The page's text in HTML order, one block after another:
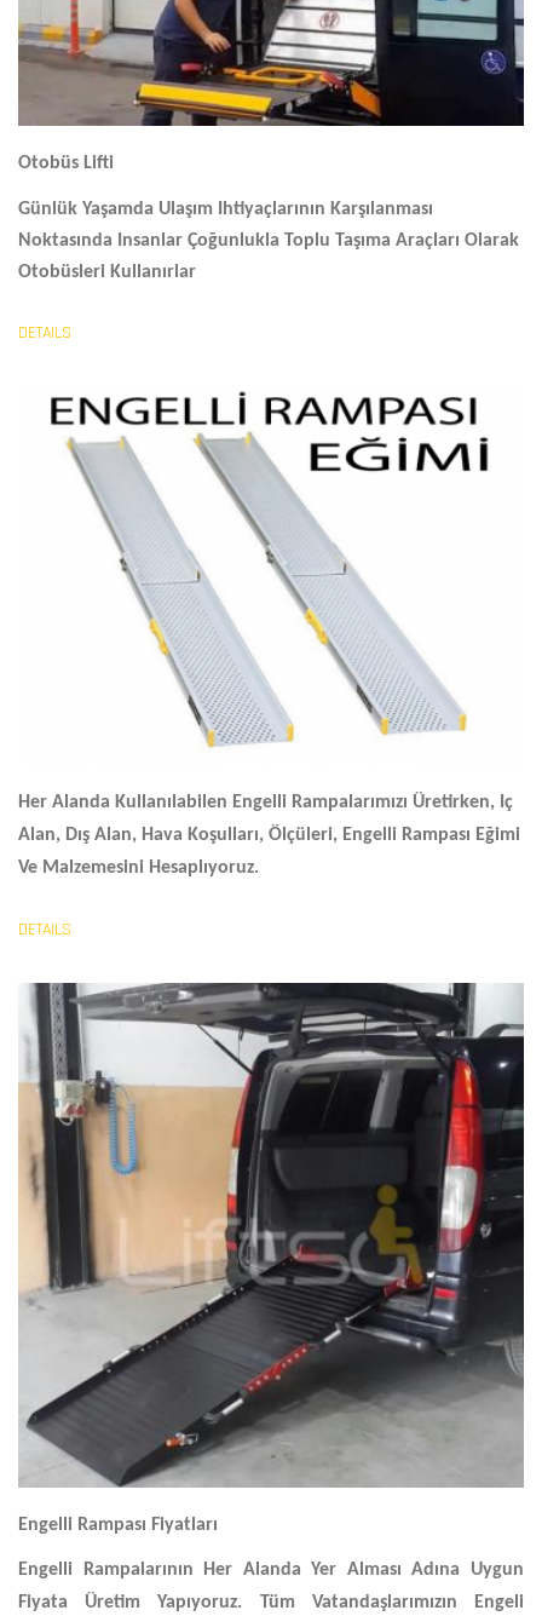
Otobüs Lifti
Günlük Yaşamda Ulaşım Ihtiyaçlarının Karşılanması
Noktasında Insanlar Çoğunlukla Toplu Taşıma Araçları Olarak
Otobüsleri Kullanırlar
DETAILS
Her Alanda Kullanılabilen Engelli Rampalarımızı Üretirken, Iç
Alan, Dış Alan, Hava Koşulları, Ölçüleri, Engelli Rampası Eğimi
Ve Malzemesini Hesaplıyoruz.
DETAILS
Engelli Rampası Fiyatları
Engelli Rampalarının Her Alanda Yer Alması Adına Uygun
Fiyata Üretim Yapıyoruz. Tüm Vatandaşlarımızın Engeli